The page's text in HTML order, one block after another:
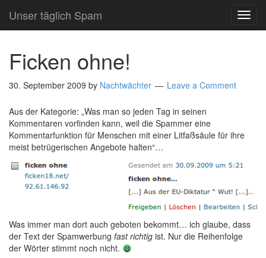
Unser täglich Spam
Ficken ohne!
30. September 2009 by Nachtwächter Leave a Comment
Aus der Kategorie: „Was man so jeden Tag in seinen
Kommentaren vorfinden kann, weil die Spammer eine
Kommentarfunktion für Menschen mit einer Litfaßsäule für ihre
meist betrügerischen Angebote halten“…
Was immer man dort auch geboten bekommt… ich glaube, dass
der Text der Spamwerbung fast richtig ist. Nur die Reihenfolge
der Wörter stimmt noch nicht.